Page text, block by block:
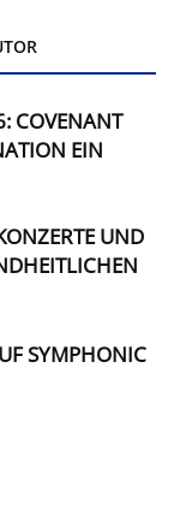
COVENANT
EIN
UND
SYMPHONIC